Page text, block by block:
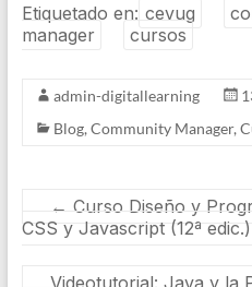
Etiquetado en: cevug
manager
cursos
admin-digitallearning
Blog, Community Manager,
← Curso Diseño y
CSS y Javascript (12ª edic.)
Videotutorial: Java y la